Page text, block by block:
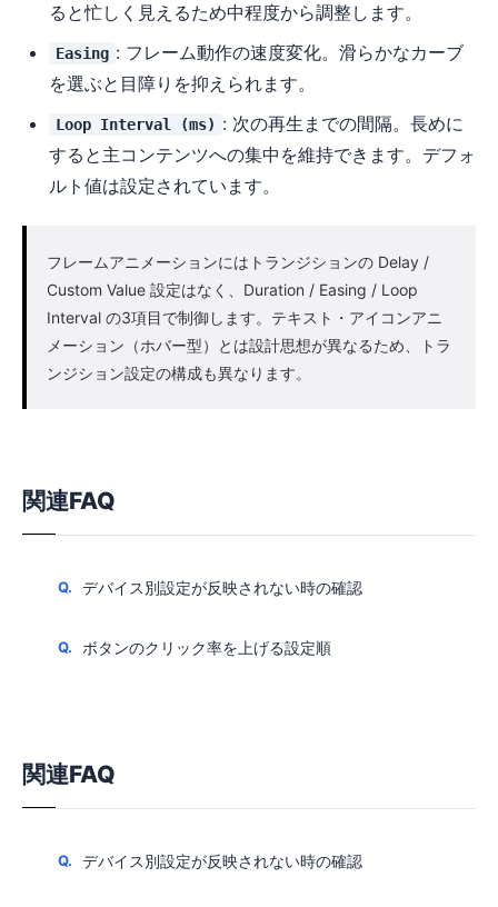
ると忙しく見えるため中程度から調整します。
Easing : フレーム動作の速度変化。滑らかなカーブ
を選ぶと目障りを抑えられます。
Loop Interval (ms) : 次の再生までの間隔。長めに
すると主コンテンツへの集中を維持できます。デフォ
ルト値は設定されています。
フレームアニメーションにはトランジションの Delay /
Custom Value 設定はなく、Duration / Easing / Loop
Interval の3項目で制御します。テキスト・アイコンアニ
メーション（ホバー型）とは設計思想が異なるため、トラ
ンジション設定の構成も異なります。
関連FAQ
デバイス別設定が反映されない時の確認
ボタンのクリック率を上げる設定順
関連FAQ
デバイス別設定が反映されない時の確認